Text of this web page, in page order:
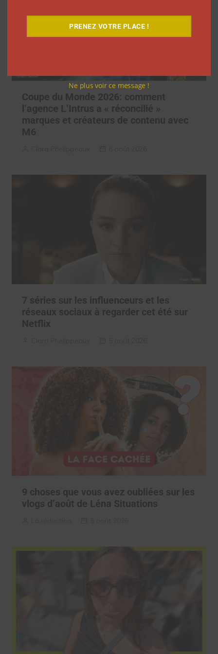
Coupe du Monde 2026: comment
l’agence L’Intrus a « réconcilié »
marques et créateurs de contenu avec
M6
7 séries sur les influenceurs et les
réseaux sociaux à regarder cet été sur
Netflix
9 choses que vous avez oubliées sur les
vlogs d’août de Léna Situations
PRENEZ VOTRE PLACE !
Ne plus voir ce message !